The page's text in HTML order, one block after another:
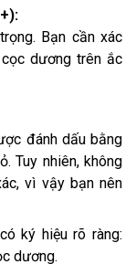
Bạn cần xác
dương trên ắc
đánh dấu bằng
Tuy nhiên, không
vì vậy bạn nên
ký hiệu rõ ràng:
dương.